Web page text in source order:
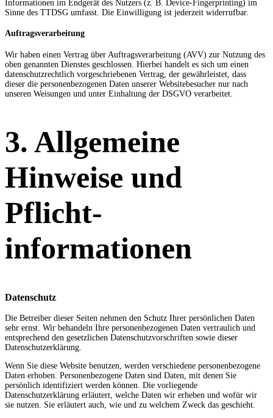
Informationen im Endgerät des Nutzers (z. B. Device-Fingerprinting) im
Sinne des TTDSG umfasst. Die Einwilligung ist jederzeit widerrufbar.
Auftragsverarbeitung
Wir haben einen Vertrag über Auftragsverarbeitung (AVV) zur Nutzung des
oben genannten Dienstes geschlossen. Hierbei handelt es sich um einen
datenschutzrechtlich vorgeschriebenen Vertrag, der gewährleistet, dass
dieser die personenbezogenen Daten unserer Websitebesucher nur nach
unseren Weisungen und unter Einhaltung der DSGVO verarbeitet.
3. Allgemeine
Hinweise und
Pflicht­
informationen
Datenschutz
Die Betreiber dieser Seiten nehmen den Schutz Ihrer persönlichen Daten
sehr ernst. Wir behandeln Ihre personenbezogenen Daten vertraulich und
entsprechend den gesetzlichen Datenschutzvorschriften sowie dieser
Datenschutzerklärung.
Wenn Sie diese Website benutzen, werden verschiedene personenbezogene
Daten erhoben. Personenbezogene Daten sind Daten, mit denen Sie
persönlich identifiziert werden können. Die vorliegende
Datenschutzerklärung erläutert, welche Daten wir erheben und wofür wir
sie nutzen. Sie erläutert auch, wie und zu welchem Zweck das geschieht.